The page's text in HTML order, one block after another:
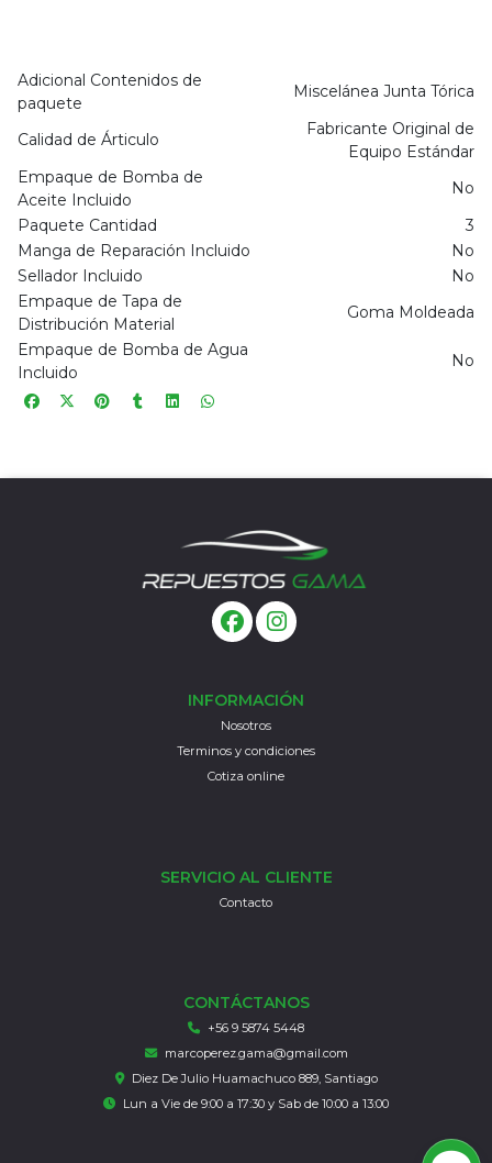
Adicional Contenidos de
paquete
Miscelánea Junta Tórica
Calidad de Árticulo
Fabricante Original de
Equipo Estándar
Empaque de Bomba de
Aceite Incluido
No
Paquete Cantidad
3
Manga de Reparación Incluido
No
Sellador Incluido
No
Empaque de Tapa de
Distribución Material
Goma Moldeada
Empaque de Bomba de Agua
Incluido
No
INFORMACIÓN
Nosotros
Terminos y condiciones
Cotiza online
SERVICIO AL CLIENTE
Contacto
CONTÁCTANOS
+56 9 5874 5448
marcoperez.gama@gmail.com
Diez De Julio Huamachuco 889, Santiago
Lun a Vie de 9:00 a 17:30 y Sab de 10:00 a 13:00